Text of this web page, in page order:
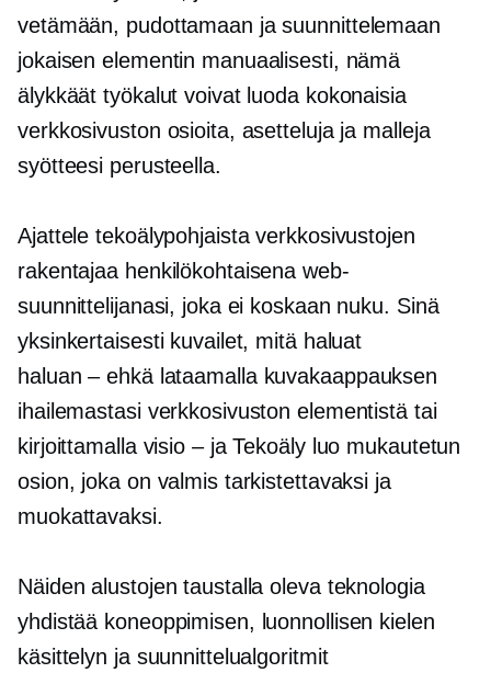
vetämään, pudottamaan ja suunnittelemaan
jokaisen elementin manuaalisesti, nämä
älykkäät työkalut voivat luoda kokonaisia
verkkosivuston osioita, asetteluja ja malleja
syötteesi perusteella.
Ajattele tekoälypohjaista verkkosivustojen
rakentajaa henkilökohtaisena web-
suunnittelijanasi, joka ei koskaan nuku. Sinä
yksinkertaisesti kuvailet, mitä haluat
haluan – ehkälataamalla kuvakaappauksen
ihailemastasi verkkosivuston elementistä tai
kirjoittamalla visio – jaTekoäly luo mukautetun
osion, joka on valmis tarkistettavaksi ja
muokattavaksi.
Näiden alustojen taustalla oleva teknologia
yhdistää koneoppimisen, luonnollisen kielen
käsittelyn ja suunnittelualgoritmit